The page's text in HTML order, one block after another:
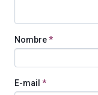
Nombre*
E-mail *